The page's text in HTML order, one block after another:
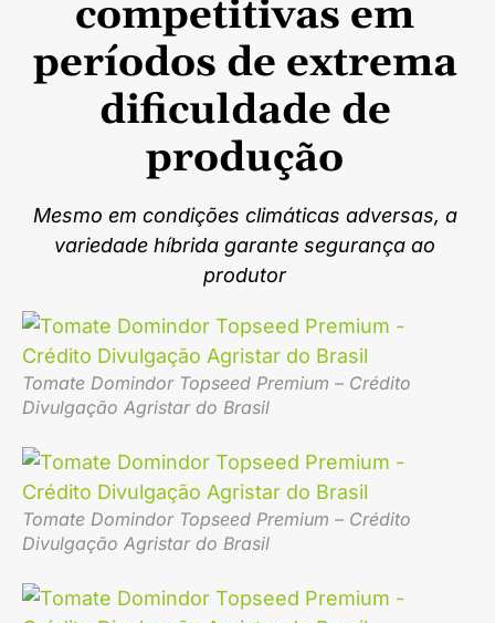
competitivas em
períodos de extrema
dificuldade de
produção
Mesmo em condições climáticas adversas, a
variedade híbrida garante segurança ao
produtor
Tomate Domindor Topseed Premium – Crédito
Divulgação Agristar do Brasil
Tomate Domindor Topseed Premium – Crédito
Divulgação Agristar do Brasil